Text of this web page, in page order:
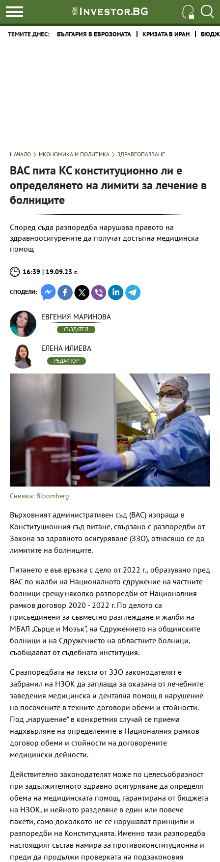
ТЕМИТЕ ДНЕС: БЪЛГАРИЯ В ЕВРОЗОНАТА КРИЗАТА В ИРАН
НАЧАЛО ИКОНОМИКА И ПОЛИТИКА ЗДРАВЕОПАЗВАНЕ
ВАС пита КС конституционно ли е
определянето на лимити за лечение в
болниците
Според съда разпоредба нарушава правото на
здравноосигурените да получат достъпна медицинска
помощ
16:39 | 19.09.23 г.
СПОДЕЛИ:
ЕВГЕНИЯ МАРИНОВА
СЪЗДАТЕЛ
ЕЛЕНА ИЛИЕВА
РЕДАКТОР
Снимка: Bloomberg
Върховният административен съд (ВАС) изпраща в
Конституционния съд питане, свързано с разпоредби от
Закона за здравното осигуряване (ЗЗО), отнасящо се до
лимитите на болниците.
Питането е във връзка с дело от 2022 г., образувано пред
ВАС по жалби на Националното сдружение на частните
болници срещу няколко разпоредби от Националния
рамков договор 2020 - 2022 г. По делото са
присъединени за съвместно разглеждане и жалби на
МБАЛ „Сърце и Мозък”, на Сдружението на общинските
болници и на Сдружението на областните болници,
съобщаават от съдебната институция.
С разпоредбата на текста от ЗЗО законодателят е
забранил на НЗОК да заплаща за оказана от лечебните
заведения медицинска и дентална помощ в нарушение
на посочените в техните договори обеми и стойности.
Под „нарушение“ в конкретния случай се приема
надхвърляне на определените в Националния рамков
договор обеми и стойности на договорените
медицински дейности.
Действително законодателят може по целесъобразност
при задължителното здравно осигуряване да определя
обема на медицинската помощ, гарантирана от бюджета
на НЗОК, и нейното разделяне в един или повече
пакети, само доколкото не се нарушават принципи и
разпоредби на Конституцията. Именно тази разпоредба
настоящият състав намира за противоконституционна и
преди да продължи проверката на подзаконовия